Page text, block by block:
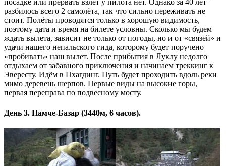
посадке или прервать взлёт у пилота нет. Однако за 40 лет
разбилось всего 2 самолёта, так что сильно переживать не
стоит. Полёты проводятся только в хорошую видимость,
поэтому дата и время на билете условны. Сколько мы будем
ждать вылета, зависит не только от погоды, но и от «связей» и
удачи нашего непальского гида, которому будет поручено
«пробивать» наш вылет. После прибытия в Луклу недолго
отдыхаем от забавного приключения и начинаем треккинг к
Эвересту. Идём в Пхагдинг. Путь будет проходить вдоль реки
мимо деревень шерпов. Первые виды на высокие горы,
первая переправа по подвесному мосту.
День 3. Намче-Базар (3440м, 6 часов).